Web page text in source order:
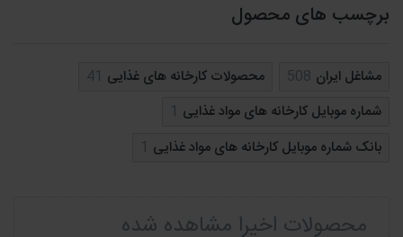
برچسب های محصول
مشاغل ایران 508 محصولات کارخانه های غذایی 41
شماره موبایل کارخانه های مواد غذایی 1
بانک شماره موبایل کارخانه های مواد غذایی 1
محصولات اخیرا مشاهده شده